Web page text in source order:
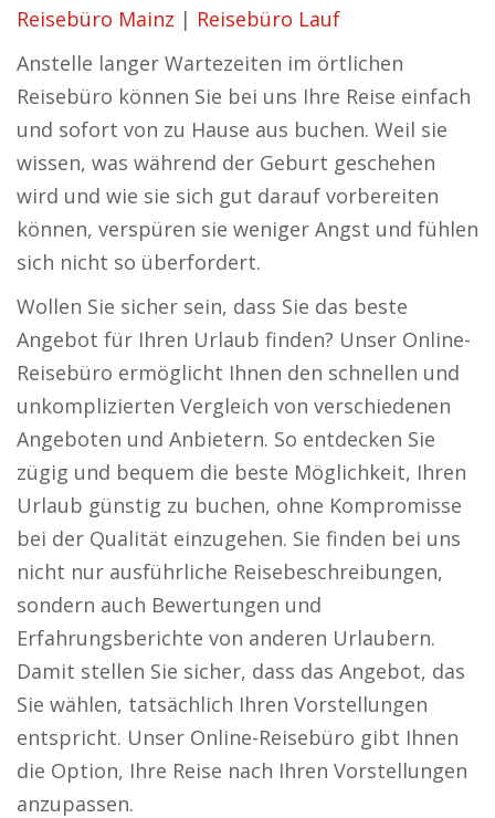
Reisebüro Mainz | Reisebüro Lauf
Anstelle langer Wartezeiten im örtlichen
Reisebüro können Sie bei uns Ihre Reise einfach
und sofort von zu Hause aus buchen. Weil sie
wissen, was während der Geburt geschehen
wird und wie sie sich gut darauf vorbereiten
können, verspüren sie weniger Angst und fühlen
sich nicht so überfordert.
Wollen Sie sicher sein, dass Sie das beste
Angebot für Ihren Urlaub finden? Unser Online-
Reisebüro ermöglicht Ihnen den schnellen und
unkomplizierten Vergleich von verschiedenen
Angeboten und Anbietern. So entdecken Sie
zügig und bequem die beste Möglichkeit, Ihren
Urlaub günstig zu buchen, ohne Kompromisse
bei der Qualität einzugehen. Sie finden bei uns
nicht nur ausführliche Reisebeschreibungen,
sondern auch Bewertungen und
Erfahrungsberichte von anderen Urlaubern.
Damit stellen Sie sicher, dass das Angebot, das
Sie wählen, tatsächlich Ihren Vorstellungen
entspricht. Unser Online-Reisebüro gibt Ihnen
die Option, Ihre Reise nach Ihren Vorstellungen
anzupassen.